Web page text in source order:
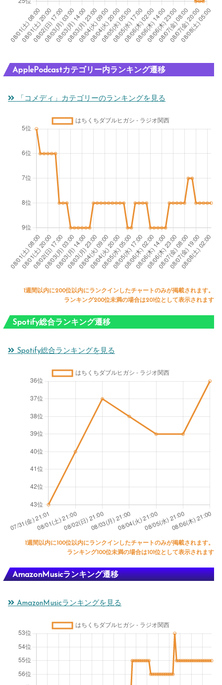
ApplePodcastカテゴリー内ランキング遷移
「コメディ」カテゴリーのランキングを見る
1週間以内に200位以内にランクインしたチャートのみが掲載されます。
ランキング200位未満の場合は201位として表示されます
Spotify総合ランキング遷移
Spotify総合ランキングを見る
1週間以内に100位以内にランクインしたチャートのみが掲載されます。
ランキング100位未満の場合は101位として表示されます
AmazonMusicランキング遷移
AmazonMusicランキングを見る